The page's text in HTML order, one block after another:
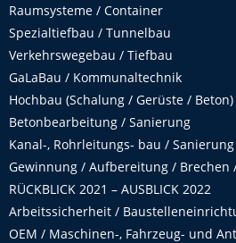
Raumsysteme / Container
Spezialtiefbau / Tunnelbau
Verkehrswegebau / Tiefbau
GaLaBau / Kommunaltechnik
Hochbau (Schalung / Gerüste / Beton)
Betonbearbeitung / Sanierung
Kanal-, Rohrleitungs- bau / Sanierung
Gewinnung / Aufbereitung / Brechen
RÜCKBLICK 2021 – AUSBLICK 2022
Arbeitssicherheit /
OEM / Maschinen-, Fahrzeug- und